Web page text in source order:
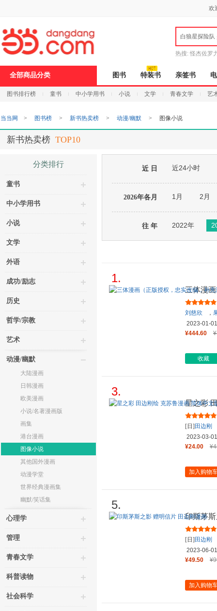
欢
白狼星探险队
热搜: 怪杰佐罗
全部商品分类 图书 特装书 亲签书
图书排行榜 童书 中小学用书 小说 文学 青春文学 艺
当当网 > 图书榜 > 新书热卖榜 > 动漫/幽默 > 图像小说
新书热卖榜 TOP10
分类排行
童书
中小学用书
小说
文学
外语
成功/励志
历史
哲学/宗教
艺术
动漫/幽默
大陆漫画
日韩漫画
欧美漫画
小说/名著漫画版
画集
港台漫画
图像小说
其他国外漫画
动漫学堂
世界经典漫画集
幽默/笑话集
心理学
管理
青春文学
科普读物
社会科学
近 日 近24小时
2026年各月 1月 2月
往 年 2022年
1.
三体漫
量细节）
刘慈欣 ，
2023-01-01
¥444.60
收藏
3.
星之彩
[日] 田边刚
2023-03-01
¥24.00
加入购物
5.
印斯茅
[日] 田边刚
2023-06-01
¥49.50
加入购物
打
开
无
障
页
加